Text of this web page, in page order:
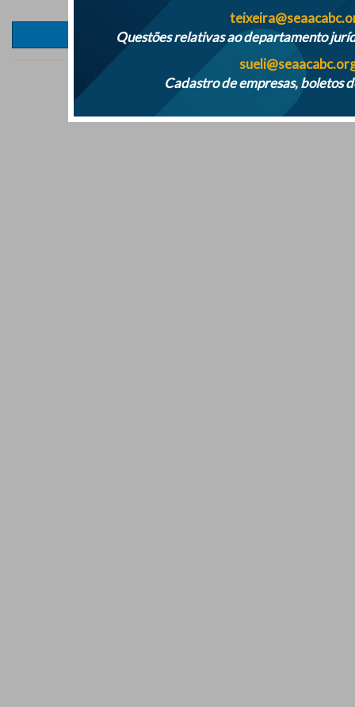
Mais notícias
Questões relativas ao departamento
Cadastro de empresas, boletos